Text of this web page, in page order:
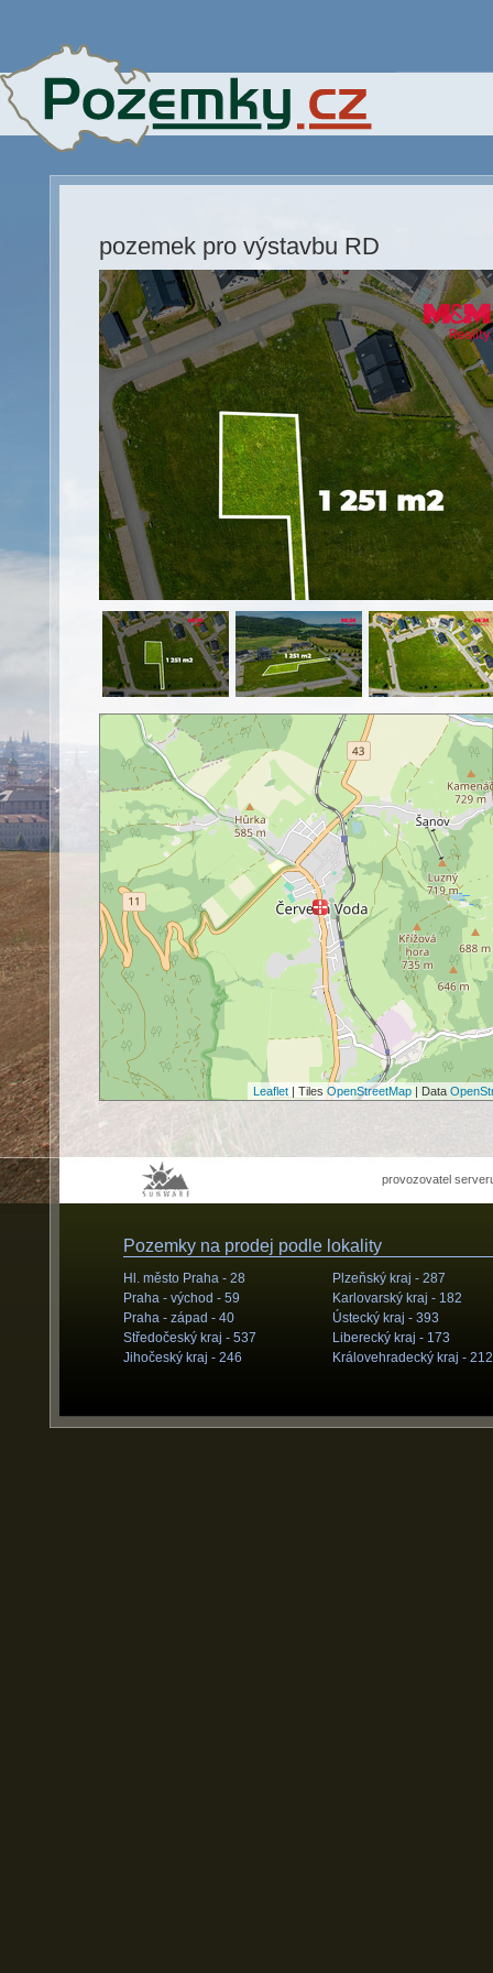
pozemek pro výstavbu RD
Leaflet | Tiles OpenStreetMap | Data
provozovatel
Pozemky na prodej podle lokality
Hl. město Praha - 28
Praha - východ - 59
Praha - západ - 40
Středočeský kraj - 537
Jihočeský kraj - 246
Plzeňský kraj - 287
Karlovarský kraj - 182
Ústecký kraj - 393
Liberecký kraj - 173
Královehradecký kraj - 212